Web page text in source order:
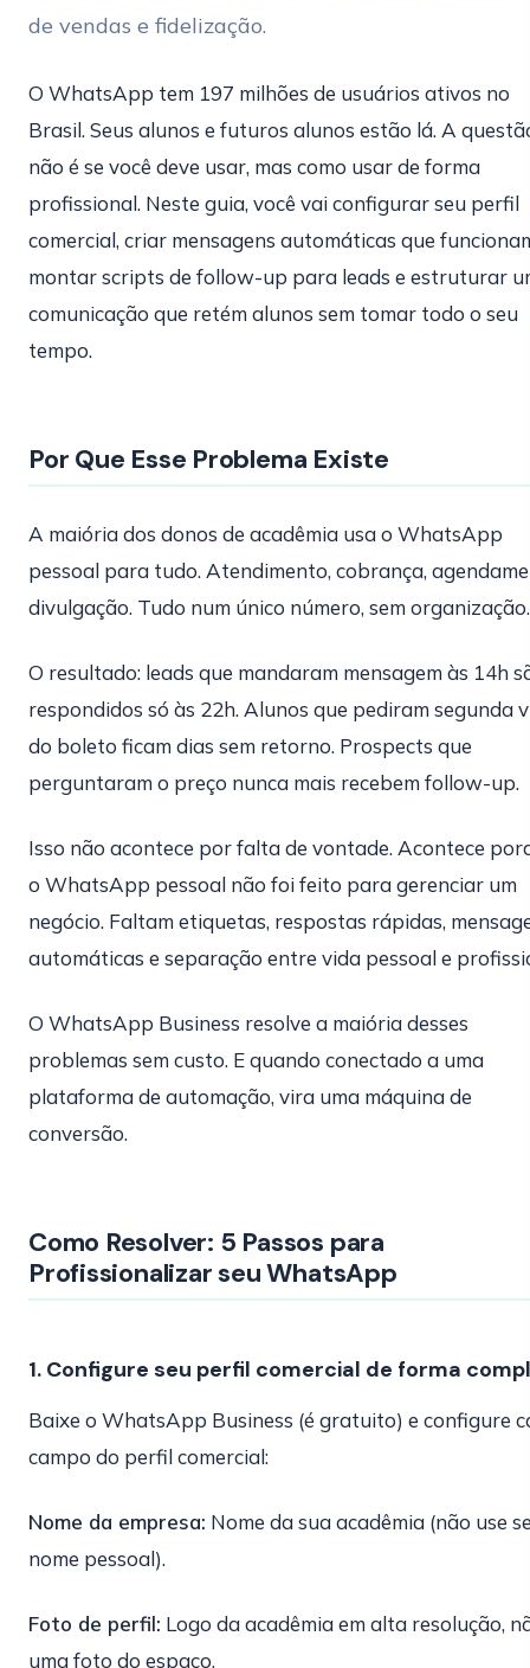
de vendas e fidelização.
O WhatsApp tem 197 milhões de usuários ativos no
Brasil. Seus alunos e futuros alunos estão lá. A
não é se você deve usar, mas como usar de forma
profissional. Neste guia, você vai configurar seu perfil
comercial, criar mensagens automáticas que
montar scripts de follow-up para leads e estruturar
comunicação que retém alunos sem tomar todo o seu
tempo.
Por Que Esse Problema Existe
A maiória dos donos de acadêmia usa o WhatsApp
pessoal para tudo. Atendimento, cobrança,
divulgação. Tudo num único número, sem organização.
O resultado: leads que mandaram mensagem às 14h
respondidos só às 22h. Alunos que pediram segunda
do boleto ficam dias sem retorno. Prospects que
perguntaram o preço nunca mais recebem follow-up.
Isso não acontece por falta de vontade. Acontece
o WhatsApp pessoal não foi feito para gerenciar um
negócio. Faltam etiquetas, respostas rápidas,
automáticas e separação entre vida pessoal e
O WhatsApp Business resolve a maiória desses
problemas sem custo. E quando conectado a uma
plataforma de automação, vira uma máquina de
conversão.
Como Resolver: 5 Passos para
Profissionalizar seu WhatsApp
1. Configure seu perfil comercial de forma
Baixe o WhatsApp Business (é gratuito) e configure
campo do perfil comercial:
Nome da empresa: Nome da sua acadêmia (não use
nome pessoal).
Foto de perfil: Logo da acadêmia em alta resolução,
uma foto do espaço.